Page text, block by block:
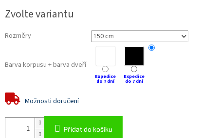
cena:
Zvolte variantu
Rozměry
Barva korpusu + barva dveří
Expedice
do 7 dní
Expedice
do 7 dní
Možnosti doručení
Přidat do košíku